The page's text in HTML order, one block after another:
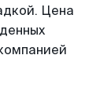
Цена